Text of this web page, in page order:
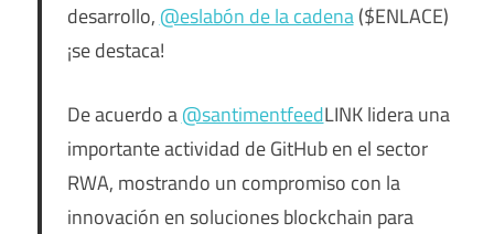
desarrollo, @eslabón de la cadena($ENLACE)
¡se destaca!
De acuerdo a@santimentfeedLINK lidera una
importante actividad de GitHub en el sector
RWA, mostrando un compromiso con la
innovación en soluciones blockchain para